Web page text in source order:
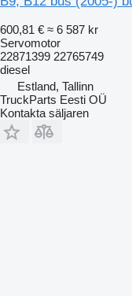
600,81 € ≈ 6 587 kr
Servomotor
22871399 22765749
diesel
Estland, Tallinn
TruckParts Eesti OÜ
Kontakta säljaren